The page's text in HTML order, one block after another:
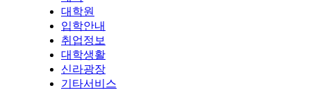
대학원
입학안내
취업정보
대학생활
신라광장
기타서비스